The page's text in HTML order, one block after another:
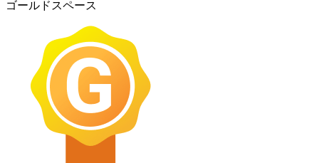
ゴールドスペース